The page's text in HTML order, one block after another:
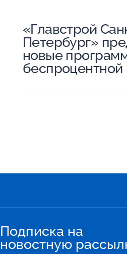
«Главстрой
Петербург»
новые
беспроцентной
Подписка на
новостную